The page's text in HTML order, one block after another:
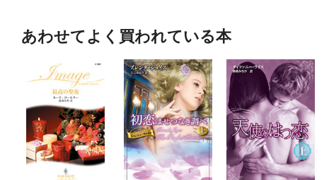
あわせてよく買われている本